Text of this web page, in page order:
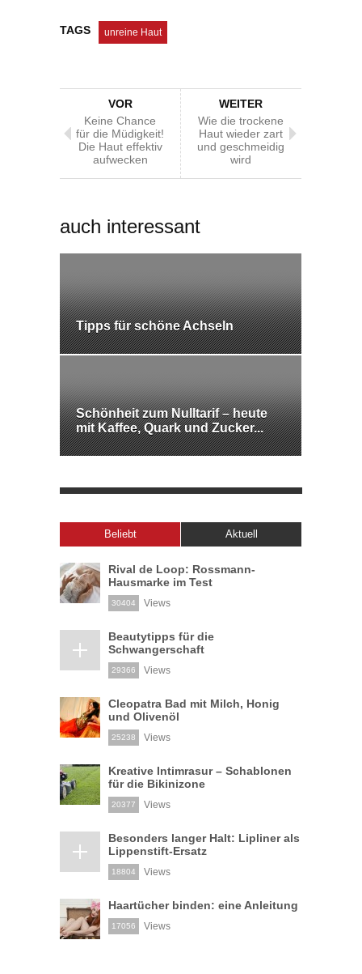
TAGS unreine Haut
VOR
Keine Chance
für die Müdigkeit!
Die Haut effektiv
aufwecken
WEITER
Wie die trockene
Haut wieder zart
und geschmeidig
wird
auch interessant
Tipps für schöne Achseln
Schönheit zum Nulltarif – heute
mit Kaffee, Quark und Zucker...
Beliebt Aktuell
Rival de Loop: Rossmann-
Hausmarke im Test
30404 Views
Beautytipps für die
Schwangerschaft
29366 Views
Cleopatra Bad mit Milch, Honig
und Olivenöl
25238 Views
Kreative Intimrasur – Schablonen
für die Bikinizone
20377 Views
Besonders langer Halt: Lipliner als
Lippenstift-Ersatz
18804 Views
Haartücher binden: eine Anleitung
17056 Views